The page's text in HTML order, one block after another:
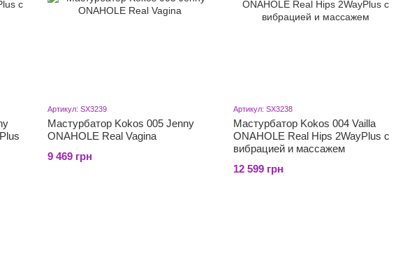
Артикул: SX3239
Мастурбатор Kokos 005 Jenny
ONAHOLE Real Vagina
9 469 грн
Артикул: SX3238
Мастурбатор Kokos 004 Vailla
ONAHOLE Real Hips 2WayPlus с
вибрацией и массажем
12 599 грн